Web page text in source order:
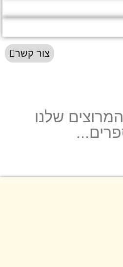
צור קשר
שלנו